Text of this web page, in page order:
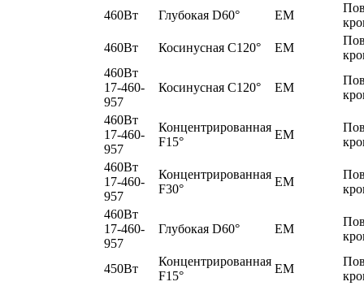
460Вт
Глубокая D60° EM
460Вт
Косинусная C120° EM
460Вт
17-460-
957
Косинусная C120° EM
460Вт
17-460-
957
Концентрированная
F15°
EM
460Вт
17-460-
957
Концентрированная
F30°
EM
460Вт
17-460-
957
Глубокая D60° EM
450Вт
Концентрированная
F15°
EM